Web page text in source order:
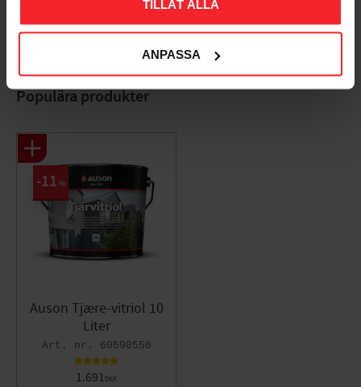
TILLÅT ALLA
ANPASSA
Populära produkter
Auson Tjære-vitriol 10
Liter
60590556
1.691DKK
11 %